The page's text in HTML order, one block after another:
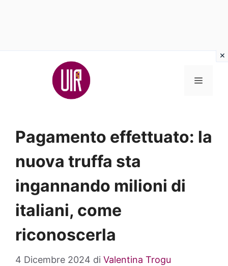
MENU
Pagamento effettuato: la
nuova truffa sta
ingannando milioni di
italiani, come
riconoscerla
4 Dicembre 2024 di Valentina Trogu